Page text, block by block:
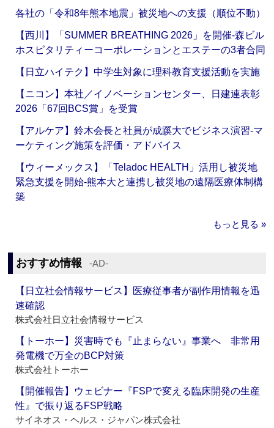
各社の「令和8年熊本地震」被災地への支援（順位不動）
【西川】「SUMMER BREATHING 2026」を開催‐森ビル
ホスピタリティーコーポレーションとエステーの3者合同
【日立ハイテク】中学生対象に理科教育支援活動を実施
【ニコン】本社／イノベーションセンター、日建連表彰
2026「67回BCS賞」を受賞
【アルケア】鈴木会長と社員が成蹊大でビジネス演習‐マ
ーケティング施策を評価・アドバイス
【ウィーメックス】「Teladoc HEALTH」活用し被災地
緊急支援を開始‐熊本大と連携し被災地の遠隔医療体制構
築
もっと見る »
おすすめ情報 ‐AD‐
【日立社会情報サービス】医療従事者が副作用情報を迅
速確認
株式会社日立社会情報サービス
【トーホー】災害時でも『止まらない』事業へ 非常用
発電機で万全のBCP対策
株式会社トーホー
【開催報告】ウェビナー『FSPで変える臨床開発の生産
性』で振り返るFSP戦略
サイネオス・ヘルス・ジャパン株式会社